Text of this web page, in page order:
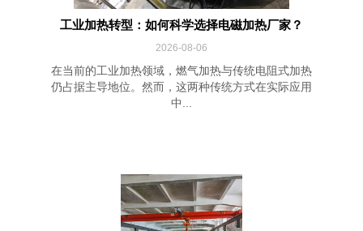
工业加热转型：如何科学选择电磁加热厂家？
2026-08-06
在当前的工业加热领域，燃气加热与传统电阻式加热
仍占据主导地位。然而，这两种传统方式在实际应用
中...